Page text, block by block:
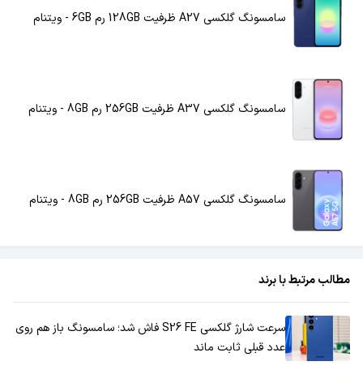
سامسونگ گلکسی A27 ظرفیت 128GB رم 6GB - ویتنام
سامسونگ گلکسی A37 ظرفیت 256GB رم 8GB - ویتنام
سامسونگ گلکسی A57 ظرفیت 256GB رم 8GB - ویتنام
مطالب مرتبط با برند
سرعت شارژ گلکسی S26 FE فاش شد؛ سامسونگ باز هم روی
عدد قبلی ثابت ماند